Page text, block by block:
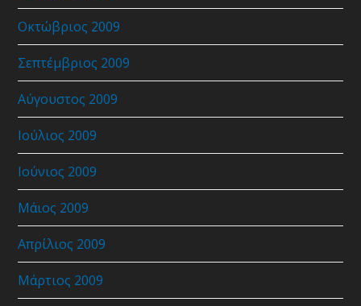
Οκτώβριος 2009
Σεπτέμβριος 2009
Αύγουστος 2009
Ιούλιος 2009
Ιούνιος 2009
Μάιος 2009
Απρίλιος 2009
Μάρτιος 2009